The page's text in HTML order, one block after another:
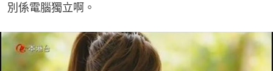
別係電腦獨立啊。